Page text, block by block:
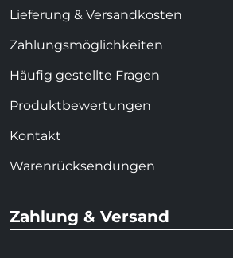
Lieferung & Versandkosten
Zahlungsmöglichkeiten
Häufig gestellte Fragen
Produktbewertungen
Kontakt
Warenrücksendungen
Zahlung & Versand